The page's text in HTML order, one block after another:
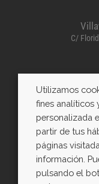
C/
Utilizamos
fines analíticos
personalizada
partir de tus
páginas
información.
pulsando el